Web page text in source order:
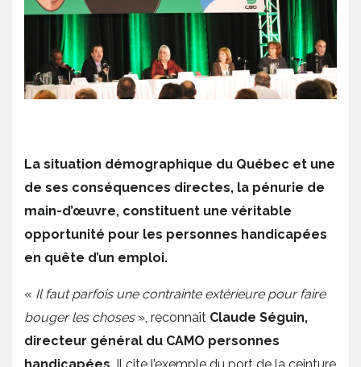
La situation démographique du Québec et une
de ses conséquences directes, la pénurie de
main-d’œuvre, constituent une véritable
opportunité pour les personnes handicapées
en quête d’un emploi.
« Il faut parfois une contrainte extérieure pour faire
bouger les choses», reconnaît Claude Séguin,
directeur général du CAMO personnes